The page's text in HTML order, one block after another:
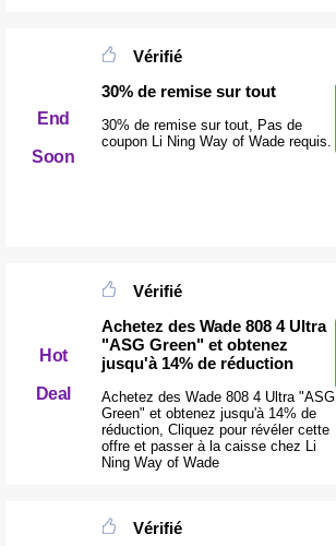
End
Soon
Vérifié
30% de remise sur tout
30% de remise sur tout, Pas de
coupon Li Ning Way of Wade requis.
Hot
Deal
Vérifié
Achetez des Wade 808 4 Ultra
"ASG Green" et obtenez
jusqu'à 14% de réduction
Achetez des Wade 808 4 Ultra "ASG
Green" et obtenez jusqu'à 14% de
réduction, Cliquez pour révéler cette
offre et passer à la caisse chez Li
Ning Way of Wade
Vérifié